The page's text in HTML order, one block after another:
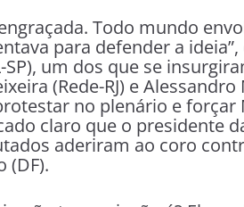
Todo mundo
para defender a
SP), um dos que se
(Rede-RJ) e
no plenário e forçar
claro que o presidente
aderiram ao coro
(DF).